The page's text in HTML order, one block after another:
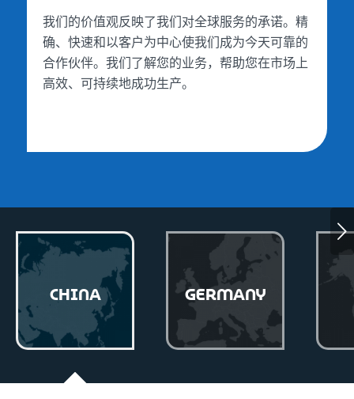
我们的价值观反映了我们对全球服务的承诺。精
确、快速和以客户为中心使我们成为今天可靠的
合作伙伴。我们了解您的业务，帮助您在市场上
高效、可持续地成功生产。
CHINA GERMANY
Next